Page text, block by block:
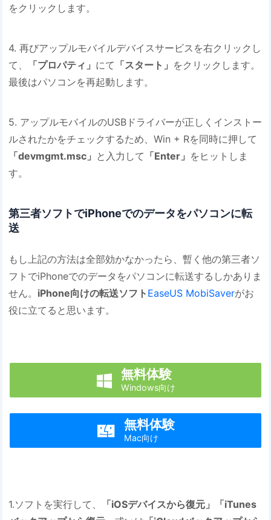
をクリックします。
4. 再びアップルモバイルデバイスサービスを右クリックし
て、
「プロパティ」 にて 「スタート」 をクリックします。
最後はパソコンを再起動します。
5. アップルモバイルのUSBドライバーが正しくインストー
ルされたかをチェックするため、Win + Rを同時に押して
「devmgmt.msc」 と入力して 「Enter」 をヒットしま
す。
第三者ソフトでiPhoneでのデータをパソコンに転
送
もし上記の方法は全部効かなかったら、暫く他の第三者ソ
フトでiPhoneでのデータをパソコンに転送するしかありま
せん。 iPhone向けの転送ソフト EaseUS MobiSaverがお
役に立てると思います。
 無料体験
Windows向け
 無料体験
Mac向け
1.ソフトを実行して、
「iOSデバイスから復元」「iTunes